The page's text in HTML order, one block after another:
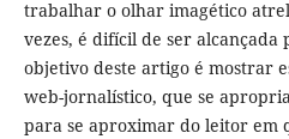
trabalhar o olhar imagético
vezes, é difícil de ser alcançada
objetivo deste artigo é mostrar
web-jornalístico, que se
para se aproximar do leitor em